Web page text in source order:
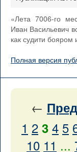
«Лета 7006-го
Иван Васильевич
как судити
Полная версия
←
1 2 3 4 5
10 11 ...